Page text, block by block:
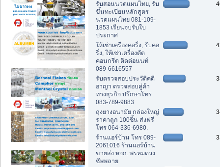
รับสอนนวดแผนไทย, รับ
ขึ้นทะเบียนหลักสูตร
นวดแผนไทย 081-109-
1853 เรียนจบรับใบ
ประกาศ
ให้เช่าเครื่องคอริ่ง, รับคอ
ริ่ง, ให้เช่าเครื่องตัด
คอนกรีต ติดต่อนนท์
089-6616557
รับตรวจสอบประวัติคดี
อาญา ตรวจสอบคู่ค้า
ทางธุรกิจ ปรึกษาโทร
083-789-9883
ถุงยางอนามัย กล่องใหญ่
ราคาถูก 100ชิ้น ส่งฟรี
โทร 064-336-6980.
ร้านแอร์บ้าน โทร 089-
2061016 ร้านแอร์บ้าน
ขายส่ง หจก. พรหมดวง
ซัพพลาย